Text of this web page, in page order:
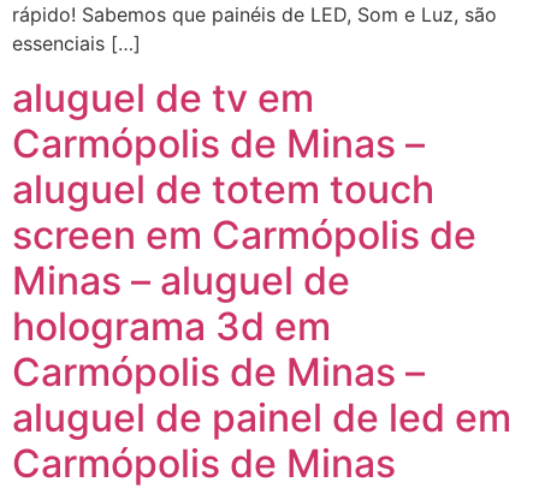
rápido! Sabemos que painéis de LED, Som e Luz, são
essenciais […]
aluguel de tv em
Carmópolis de Minas –
aluguel de totem touch
screen em Carmópolis de
Minas – aluguel de
holograma 3d em
Carmópolis de Minas –
aluguel de painel de led em
Carmópolis de Minas